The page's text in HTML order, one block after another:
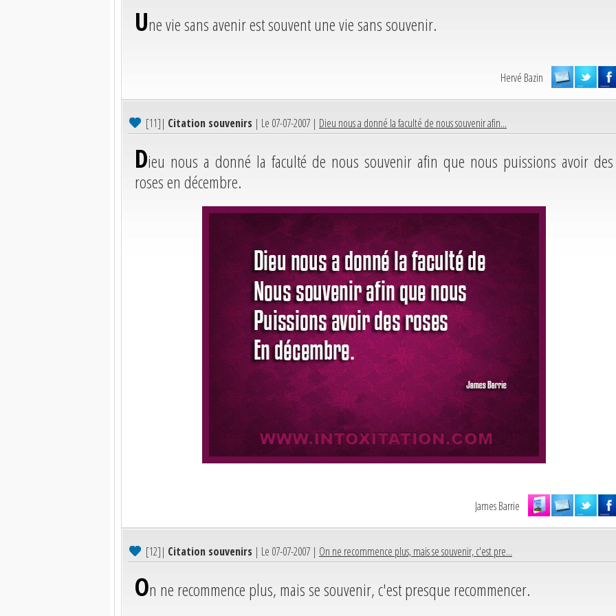
Une vie sans avenir est souvent une vie sans souvenir.
Hervé Bazin
[11]| Citation souvenirs | Le 07-07-2007 | Dieu nous a donné la faculté de nous souvenir afin...
Dieu nous a donné la faculté de nous souvenir afin que nous puissions avoir des
roses en décembre.
James Barrie
[12]| Citation souvenirs | Le 07-07-2007 | On ne recommence plus, mais se souvenir, c'est pre...
On ne recommence plus, mais se souvenir, c'est presque recommencer.